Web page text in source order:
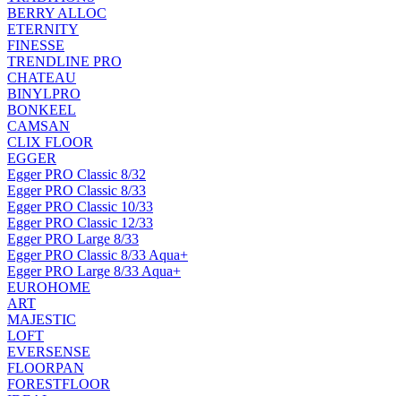
BERRY ALLOC
ETERNITY
FINESSE
TRENDLINE PRO
CHATEAU
BINYLPRO
BONKEEL
CAMSAN
CLIX FLOOR
EGGER
Egger PRO Classic 8/32
Egger PRO Classic 8/33
Egger PRO Classic 10/33
Egger PRO Classic 12/33
Egger PRO Large 8/33
Egger PRO Classic 8/33 Aqua+
Egger PRO Large 8/33 Aqua+
EUROHOME
ART
MAJESTIC
LOFT
EVERSENSE
FLOORPAN
FORESTFLOOR